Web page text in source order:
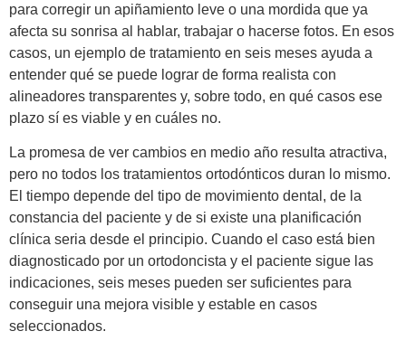
para corregir un apiñamiento leve o una mordida que ya
afecta su sonrisa al hablar, trabajar o hacerse fotos. En esos
casos, un ejemplo de tratamiento en seis meses ayuda a
entender qué se puede lograr de forma realista con
alineadores transparentes y, sobre todo, en qué casos ese
plazo sí es viable y en cuáles no.
La promesa de ver cambios en medio año resulta atractiva,
pero no todos los tratamientos ortodónticos duran lo mismo.
El tiempo depende del tipo de movimiento dental, de la
constancia del paciente y de si existe una planificación
clínica seria desde el principio. Cuando el caso está bien
diagnosticado por un ortodoncista y el paciente sigue las
indicaciones, seis meses pueden ser suficientes para
conseguir una mejora visible y estable en casos
seleccionados.